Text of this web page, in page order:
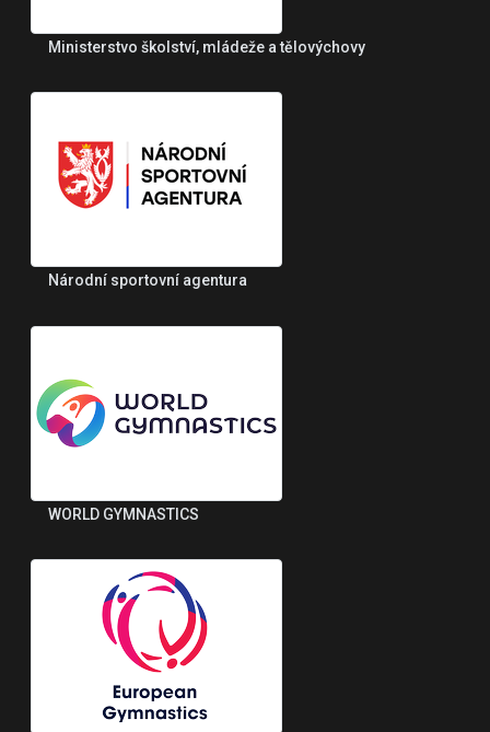
Ministerstvo školství, mládeže a tělovýchovy
Národní sportovní agentura
WORLD GYMNASTICS